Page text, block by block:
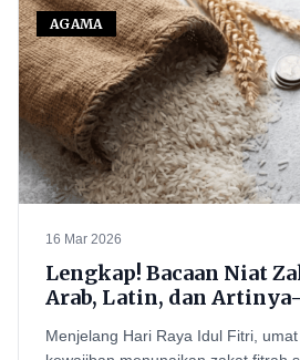
AGAMA
16 Mar 2026
Lengkap! Bacaan Niat
Arab, Latin, dan
Menjelang Hari Raya Idul Fitri,